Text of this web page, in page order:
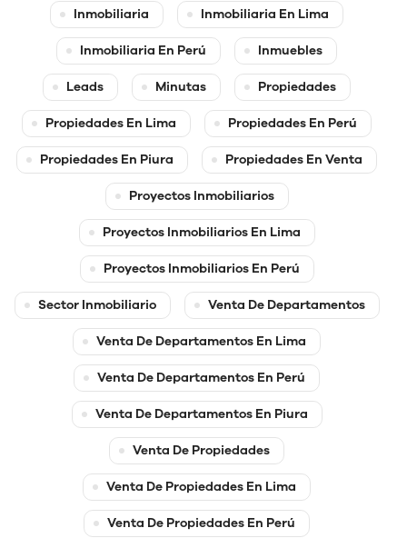
Inmobiliaria Inmobiliaria En Lima
Inmobiliaria En Perú Inmuebles
Leads Minutas Propiedades
Propiedades En Lima Propiedades En Perú
Propiedades En Piura Propiedades En Venta
Proyectos Inmobiliarios
Proyectos Inmobiliarios En Lima
Proyectos Inmobiliarios En Perú
Sector Inmobiliario Venta De Departamentos
Venta De Departamentos En Lima
Venta De Departamentos En Perú
Venta De Departamentos En Piura
Venta De Propiedades
Venta De Propiedades En Lima
Venta De Propiedades En Perú